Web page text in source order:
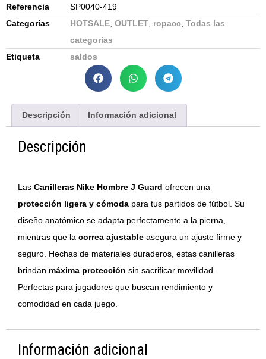
Referencia
SP0040-419
Categorías
HOTSALE, OUTLET, ropacc, Todas las
categorias
Etiqueta
saldos
Descripción Información adicional
Descripción
Las Canilleras Nike Hombre J Guard ofrecen una
protección ligera y cómoda para tus partidos de fútbol. Su
diseño anatómico se adapta perfectamente a la pierna,
mientras que la correa ajustable asegura un ajuste firme y
seguro. Hechas de materiales duraderos, estas canilleras
brindan máxima protección sin sacrificar movilidad.
Perfectas para jugadores que buscan rendimiento y
comodidad en cada juego.
Información adicional